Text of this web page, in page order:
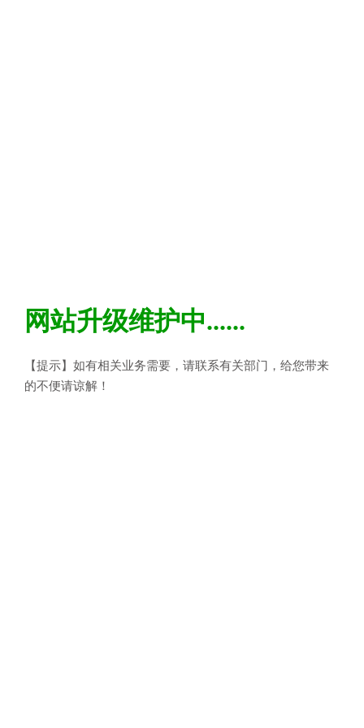
网站升级维护中......
【提示】如有相关业务需要，请联系有关部门，给您带来
的不便请谅解！